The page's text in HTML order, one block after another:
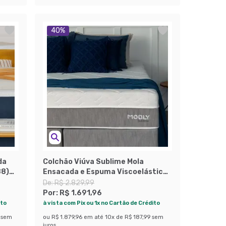
sem
40%
Colchão Viúva Sublime Mola
Ensacada e Espuma Viscoelástica
(32x128x188) Cinza e Branco
De:R$ 2.829,99
Por: R$ 1.691,96
à vista com Pix ou 1x no Cartão de Crédito
ou R$ 1.879,96 em até 10x de R$ 187,99 sem